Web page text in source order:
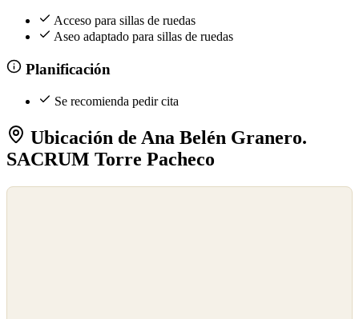
Acceso para sillas de ruedas
Aseo adaptado para sillas de ruedas
Planificación
Se recomienda pedir cita
Ubicación de Ana Belén Granero.
SACRUM Torre Pacheco